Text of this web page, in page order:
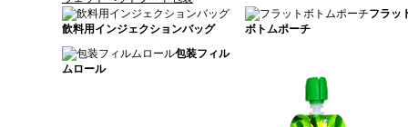
飲料用インジェクションバッグ
フラッ
ボトムポーチ
包装フィル
ムロール